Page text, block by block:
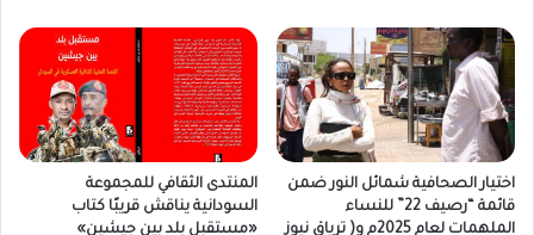
اختيار الصحافية شمائل النور ضمن
قائمة “رصيف 22” للنساء
الملهمات لعام 2025م و( ترياق نيوز
المنتدى الثقافي للمجموعة
السودانية يناقش قريبًا كتاب
«مستقبل بلد بين جيشين»